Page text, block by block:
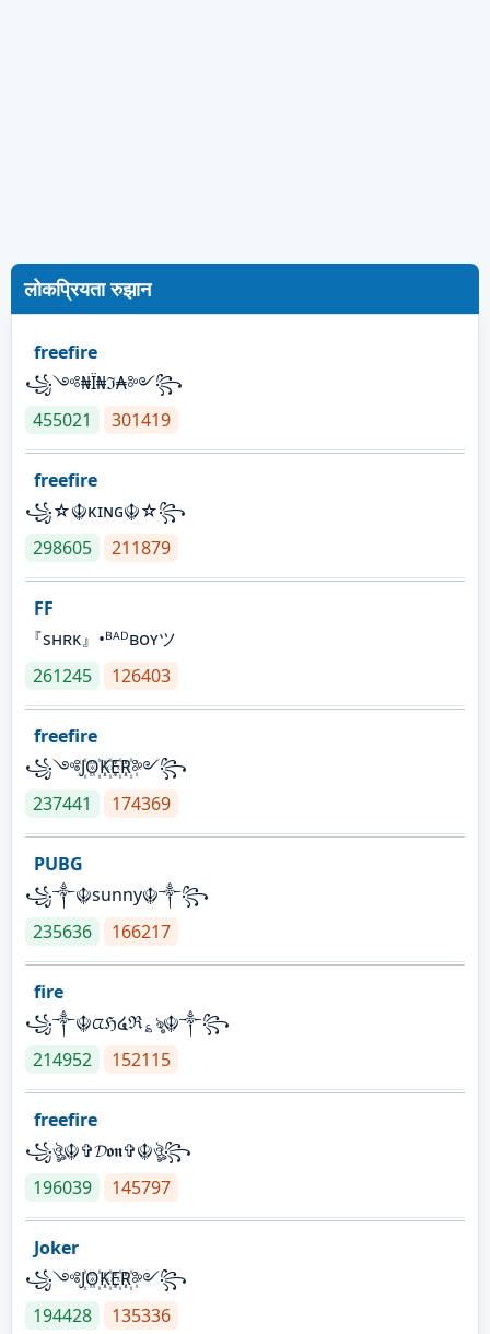
लोकप्रियता रुझान
freefire
꧁༺₦Ї₦ℑ₳༻꧂
455021
301419
freefire
꧁☆☬κɪɴɢ☬☆꧂
298605
211879
FF
『sʜʀᴋ』•ᴮᴬᴰʙᴏʏツ
261245
126403
freefire
꧁༺J꙰O꙰K꙰E꙰R꙰༻꧂
237441
174369
PUBG
꧁༒☬sunny☬༒꧂
235636
166217
fire
꧁༒☬ᤂℌ໔ℜ؏ৡ☬༒꧂
214952
152115
freefire
꧁ঔৣ☬✞𝓓𝖔𝖓✞☬ঔৣ꧂
196039
145797
Joker
꧁༺J꙰O꙰K꙰E꙰R꙰༻꧂
194428
135336